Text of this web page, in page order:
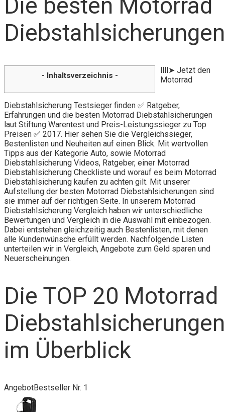
Diebstahlsicherungen
- Inhaltsverzeichnis -
llll➤ Jetzt den
Motorrad
Diebstahlsicherung Testsieger finden ✅ Ratgeber,
Erfahrungen und die besten Motorrad Diebstahlsicherungen
laut Stiftung Warentest und Preis-Leistungssieger zu Top
Preisen ✅ 2017. Hier sehen Sie die Vergleichssieger,
Bestenlisten und Neuheiten auf einen Blick. Mit wertvollen
Tipps aus der Kategorie Auto, sowie Motorrad
Diebstahlsicherung Videos, Ratgeber, einer Motorrad
Diebstahlsicherung Checkliste und worauf es beim Motorrad
Diebstahlsicherung kaufen zu achten gilt. Mit unserer
Aufstellung der besten Motorrad Diebstahlsicherungen sind
sie immer auf der richtigen Seite. In unserem Motorrad
Diebstahlsicherung Vergleich haben wir unterschiedliche
Bewertungen und Vergleich in die Auswahl mit einbezogen.
Dabei entstehen gleichzeitig auch Bestenlisten, mit denen
alle Kundenwünsche erfüllt werden. Nachfolgende Listen
unterteilen wir in Vergleich, Angebote zum Geld sparen und
Neuerscheinungen.
Die TOP 20 Motorrad
Diebstahlsicherungen
im Überblick
AngebotBestseller Nr. 1